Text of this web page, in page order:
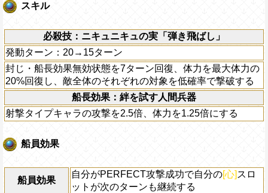
スキル
必殺技：ニキュニキュの実「弾き飛ばし」
発動ターン：20→15ターン
封じ・船長効果無効状態を7ターン回復、体力を最大体力の
20%回復し、敵全体のそれぞれの対象を低確率で撃破する
船長効果：絆を試す人間兵器
射撃タイプキャラの攻撃を2.5倍、体力を1.25倍にする
船員効果
船員効果
自分がPERFECT攻撃成功で自分の[心] スロ
ットが次のターンも継続する